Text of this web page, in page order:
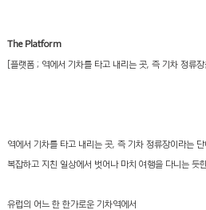
The Platform
[플랫폼 ; 역에서 기차를 타고 내리는 곳, 즉 기차 정류
역에서 기차를 타고 내리는 곳, 즉 기차 정류장이라는
복잡하고 지친 일상에서 벗어나 마치 여행을 다니는 듯
유럽의 어느 한 한가로운 기차역에서